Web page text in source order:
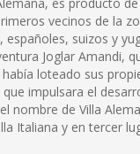
vecinos de la
españoles, suizos y
Joglar Amandi,
loteado sus
impulsara el
nombre de Villa
Italiana y en tercer